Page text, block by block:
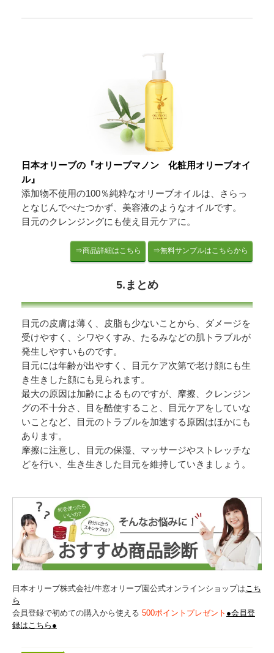
日本オリーブの『オリーブマノン 化粧用オリーブオイ
ル』
添加物不使用の100％純粋なオリーブオイルは、さらっ
となじんでべたつかず、美容液のようなオイルです。
目元のクレンジングにも使え目元ケアに。
⇒商品詳細はこちら ⇒無料サンプルはこちらから
5.まとめ
目元の皮膚は薄く、皮脂も少ないことから、ダメージを
受けやすく、シワやくすみ、たるみなどの肌トラブルが
発生しやすいものです。
目元には年齢が出やすく、目元ケア次第で老け顔にも生
き生きした顔にも見られます。
最大の原因は加齢によるものですが、摩擦、クレンジン
グの不十分さ、目を酷使すること、目元ケアをしていな
いことなど、目元のトラブルを加速する原因はほかにも
あります。
摩擦に注意し、目元の保湿、マッサージやストレッチな
どを行い、生き生きした目元を維持していきましょう。
日本オリーブ株式会社/牛窓オリーブ園公式オンラインショップはこち
ら
会員登録で初めての購入から使える 500ポイントプレゼント ●会員登
録はこちら●